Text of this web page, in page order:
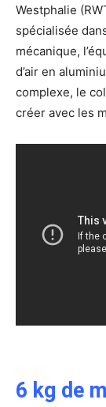
Westphalie
spécialisée
mécanique,
d’air en
complexe, le
créer avec les
6 kg de